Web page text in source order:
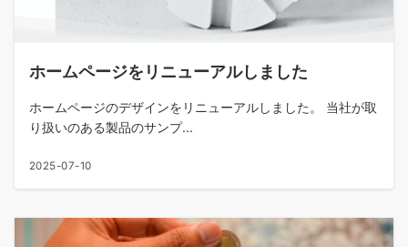
ホームページをリニューアルしました
ホームページのデザインをリニューアルしました。 当社が取
り扱いのある製品のサンプ...
2025-07-10